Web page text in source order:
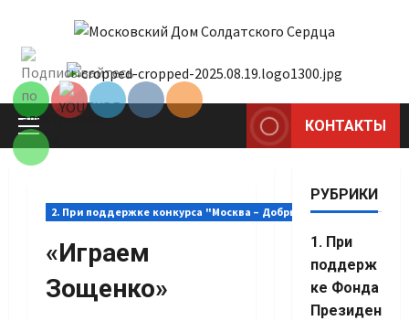
содержимому
Основное
меню
КОНТАКТЫ
2. При поддержке конкурса "Москва – Добрый город"
«Играем
Зощенко»
РУБРИКИ
1. При
поддерж
ке Фонда
Президен
Set Youtube
Channel ID